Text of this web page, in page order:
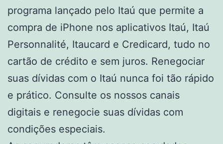
programa lançado pelo Itaú que permite a
compra de iPhone nos aplicativos Itaú, Itaú
Personnalité, Itaucard e Credicard, tudo no
cartão de crédito e sem juros. Renegociar
suas dívidas com o Itaú nunca foi tão rápido
e prático. Consulte os nossos canais
digitais e renegocie suas dívidas com
condições especiais.